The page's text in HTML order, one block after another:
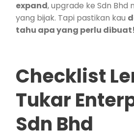
expand, upgrade ke Sdn Bhd
yang bijak. Tapi pastikan kau
tahu apa yang perlu dibuat!
Checklist
Tukar
Sdn Bhd